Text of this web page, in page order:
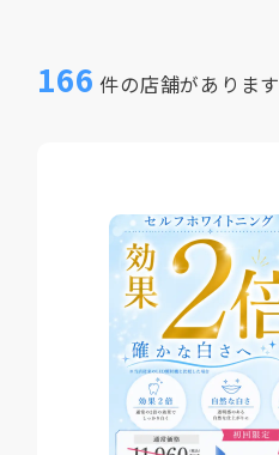
166 件の店舗があります